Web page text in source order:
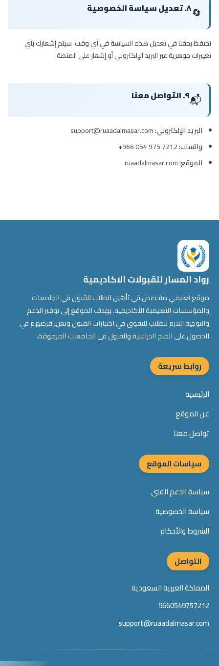
🔄٨. تعديل سياسة الخصوصية
نحتفظ بحقنا في تعديل هذه السياسة في أي وقت. سيتم إشعارك بأي
تغييرات جوهرية عبر البريد الإلكتروني أو إشعار على المنصة.
📬٩. التواصل معنا
البريد الإلكتروني:
واتساب:+966 054 975 7212
الموقع:
رواد المسار للقبولات الاكاديمية
موقع تعليمي متخصص في تأهيل الطلاب للقبول في الجامعات
والمؤسسات التعليمية الأكاديمية. يهدف الموقع إلى توفير الدعم
والتوجيه اللازم للطلاب للتفوق في اختبارات القبول وتعزيز فرصهم في
الحصول على المنح الدراسية والقبول في الجامعات المرموقة.
روابط سريعة
الرئيسية
عن الموقع
تواصل معنا
سياسات الموقع
سياسة الدعم الفني
سياسة الخصوصية
الشروط والأحكام
التواصل
المملكة العربية السعودية
9660549757212
support@ruaadalmasar.com